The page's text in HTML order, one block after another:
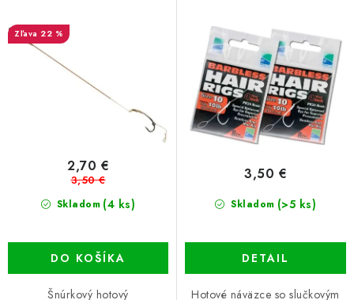
o
p
22 %
Skladom (4 ks)
2,70 €
3,50 €
DO KOŠÍKA
Šnúrkový hotový
Skladom (>5 ks)
3,50 €
DETAIL
Hotové náväzce so slučkovým